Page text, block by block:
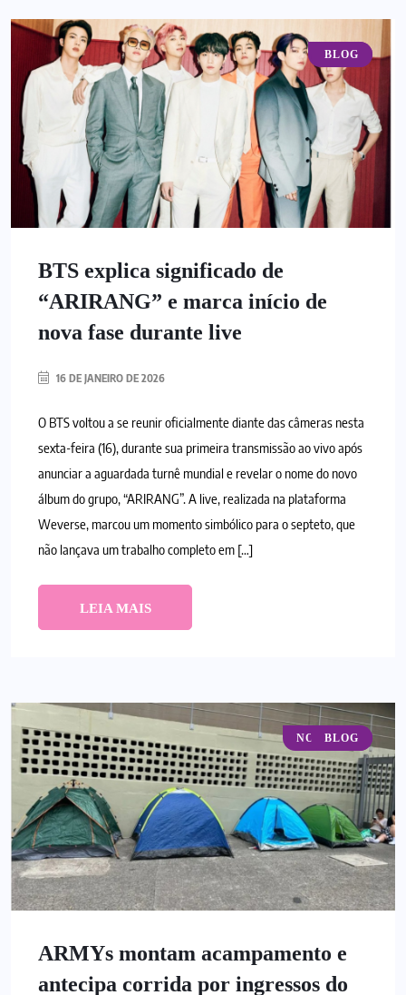
K-POP
BLOG
BTS explica significado de
“ARIRANG” e marca início de
nova fase durante live
16 DE JANEIRO DE 2026
O BTS voltou a se reunir oficialmente diante das câmeras nesta
sexta-feira (16), durante sua primeira transmissão ao vivo após
anunciar a aguardada turnê mundial e revelar o nome do novo
álbum do grupo, “ARIRANG”. A live, realizada na plataforma
Weverse, marcou um momento simbólico para o septeto, que
não lançava um trabalho completo em […]
LEIA MAIS
NOTÍCIAS
BLOG
ARMYs montam acampamento e
antecipa corrida por ingressos do